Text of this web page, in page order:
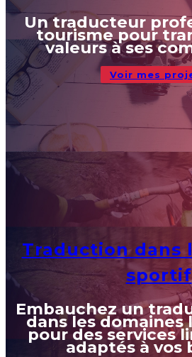
Un traducteur
tourisme pour
valeurs à ses
Voir mes
Traduction dans
sportif
Embauchez un
dans les domaines
pour des services
adaptés à vos